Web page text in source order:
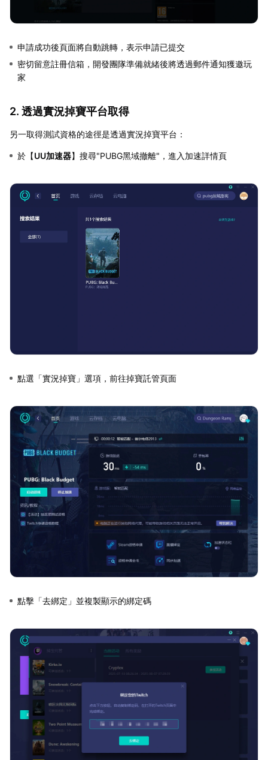
申請成功後頁面將自動跳轉，表示申請已提交
密切留意註冊信箱，開發團隊準備就緒後將透過郵件通知獲邀玩
家
2. 透過實況掉寶平台取得
另一取得測試資格的途徑是透過實況掉寶平台：
於【UU加速器】搜尋"PUBG黑域撤離"，進入加速詳情頁
點選「實況掉寶」選項，前往掉寶託管頁面
點擊「去綁定」並複製顯示的綁定碼